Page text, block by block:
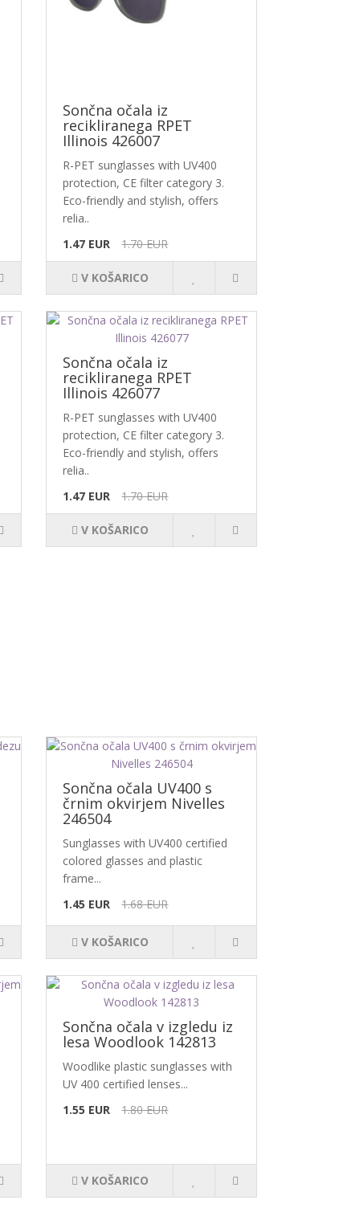
Sončna očala iz
recikliranega RPET
Illinois 426007
R-PET sunglasses with UV400
protection, CE filter category 3.
Eco-friendly and stylish, offers
relia..
1.47 EUR
1.70 EUR
V KOŠARICO
Sončna očala iz
recikliranega RPET
Illinois 426077
R-PET sunglasses with UV400
protection, CE filter category 3.
Eco-friendly and stylish, offers
relia..
1.47 EUR
1.70 EUR
V KOŠARICO
Sončna očala UV400 s
črnim okvirjem Nivelles
246504
Sunglasses with UV400 certified
colored glasses and plastic
frame...
1.45 EUR
1.68 EUR
V KOŠARICO
Sončna očala v izgledu iz
lesa Woodlook 142813
Woodlike plastic sunglasses with
UV 400 certified lenses...
1.55 EUR
1.80 EUR
V KOŠARICO